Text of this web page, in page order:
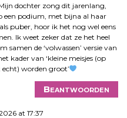
dochter zong dit jarenlang,
een podium, met bijna al haar
puber, hoor ik het nog wel eens
Ik weet zeker dat ze het heel
samen de ‘volwassen’ versie van
kader van ‘kleine meisjes (op
worden groot’
Beantwoorden
at 17:37